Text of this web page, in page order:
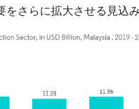
をさらに拡大させる見込み